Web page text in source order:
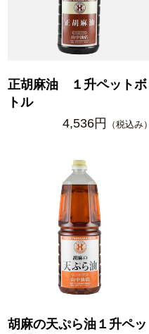
正胡麻油 １升ペットボ
トル
4,536円
（税込み）
胡麻の天ぷら油１升ペッ